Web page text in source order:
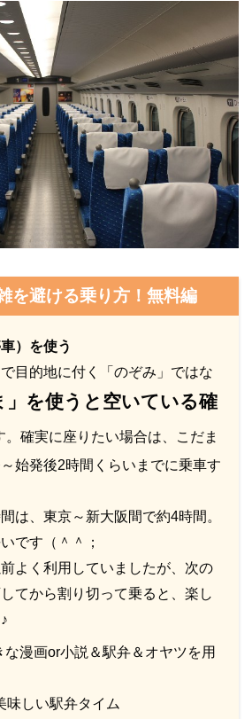
を避ける乗り方！無料編
）を使う
目的地に付く「のぞみ」ではな
」を使うと空いている確
。確実に座りたい場合は、こだま
始発後2時間くらいまでに乗車す
は、東京～新大阪間で約4時間。
です（＾＾；
よく利用していましたが、次の
てから割り切って乗ると、楽し
な漫画or小説＆駅弁＆オヤツを用
味しい駅弁タイム